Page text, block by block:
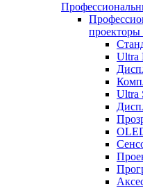
проекторы
Ultra
Ultra